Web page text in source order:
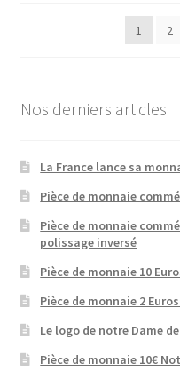
1 2
Nos derniers articles
La France lance sa
Pièce de monnaie
Pièce de monnaie
polissage inversé
Pièce de monnaie 10
Pièce de monnaie 2
Le logo de notre Dame
Pièce de monnaie 10€